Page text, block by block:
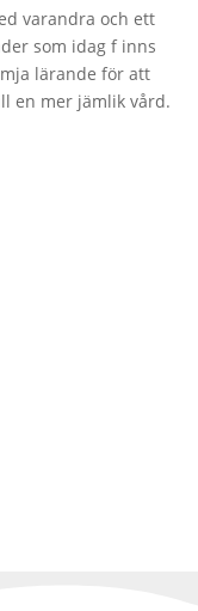
varandra och ett
som idag f inns
lärande för att
en mer jämlik vård.